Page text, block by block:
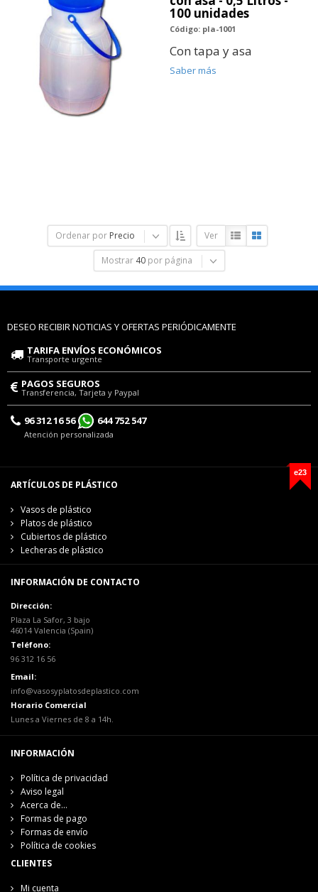
100 unidades
Código: pla-1001
Con tapa y asa
Saber más
Ordenar por Precio Ver
Mostrar 40 por página
DESEO RECIBIR NOTICIAS Y OFERTAS PERIÓDICAMENTE
TARIFA ENVÍOS ECONÓMICOS
Transporte urgente
PAGOS SEGUROS
Transferencia, Tarjeta y Paypal
96 312 16 56 644 752 547
Atención personalizada
e23
ARTÍCULOS DE PLÁSTICO
Vasos de plástico
Platos de plástico
Cubiertos de plástico
Lecheras de plástico
INFORMACIÓN DE CONTACTO
Dirección:
Plaza La Safor, 3 bajo
46014 Valencia (Spain)
Teléfono:
96 312 16 56
Email:
info@vasosyplatosdeplastico.com
Horario Comercial
Lunes a Viernes de 8 a 14h.
INFORMACIÓN
Política de privacidad
Aviso legal
Acerca de...
Formas de pago
Formas de envío
Política de cookies
CLIENTES
Mi cuenta